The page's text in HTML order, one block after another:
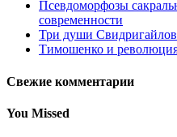
Псевдоморфозы
современности
Три души
Тимошенко и
Свежие комментарии
You Missed